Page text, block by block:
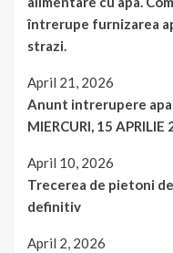
întrerupe furnizarea
strazi.
April 21, 2026
Anunt intrerupere apa:
MIERCURI, 15
April 10, 2026
Trecerea de pietoni
definitiv
April 2, 2026